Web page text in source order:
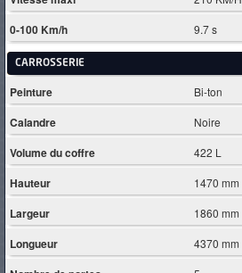
0-100 Km/h 9.7 s
CARROSSERIE
Peinture Bi-ton
Calandre Noire
Volume du coffre 422 L
Hauteur 1470 mm
Largeur 1860 mm
Longueur 4370 mm